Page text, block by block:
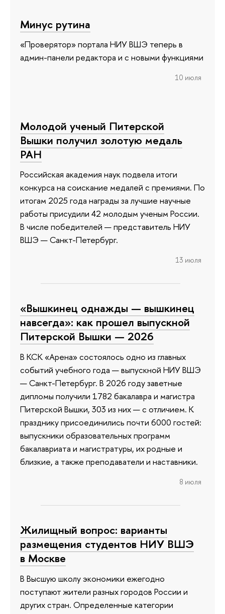
Минус рутина
«Проверятор» портала НИУ ВШЭ теперь в
админ-панели редактора и с новыми функциями
10 июля
Молодой ученый Питерской
Вышки получил золотую медаль
РАН
Российская академия наук подвела итоги
конкурса на соискание медалей с премиями. По
итогам 2025 года награды за лучшие научные
работы присудили 42 молодым ученым России.
В числе победителей — представитель НИУ
ВШЭ — Санкт-Петербург.
13 июля
«Вышкинец однажды — вышкинец
навсегда»: как прошел выпускной
Питерской Вышки — 2026
В КСК «Арена» состоялось одно из главных
событий учебного года — выпускной НИУ ВШЭ
— Санкт-Петербург. В 2026 году заветные
дипломы получили 1782 бакалавра и магистра
Питерской Вышки, 303 из них — с отличием. К
празднику присоединились почти 6000 гостей:
выпускники образовательных программ
бакалавриата и магистратуры, их родные и
близкие, а также преподаватели и наставники.
8 июля
Жилищный вопрос: варианты
размещения студентов НИУ ВШЭ
в Москве
В Высшую школу экономики ежегодно
поступают жители разных городов России и
других стран. Определенные категории